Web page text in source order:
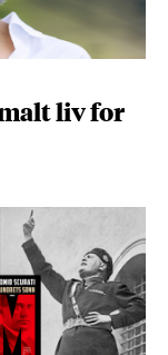
liv for